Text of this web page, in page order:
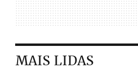
MAIS LIDAS